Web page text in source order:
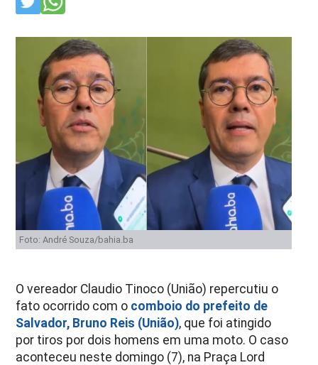
Foto: André Souza/bahia.ba
O vereador Claudio Tinoco (União) repercutiu o
fato ocorrido com o comboio do prefeito de
Salvador, Bruno Reis (União), que foi atingido
por tiros por dois homens em uma moto. O caso
aconteceu neste domingo (7), na Praça Lord